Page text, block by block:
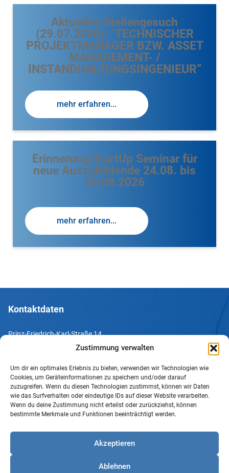
Zustimmung verwalten
Um dir ein optimales Erlebnis zu bieten, verwenden wir Technologien wie
Cookies, um Geräteinformationen zu speichern und/oder darauf
zuzugreifen. Wenn du diesen Technologien zustimmst, können wir Daten
wie das Surfverhalten oder eindeutige IDs auf dieser Website verarbeiten.
Wenn du deine Zustimmung nicht erteilst oder zurückziehst, können
bestimmte Merkmale und Funktionen beeinträchtigt werden.
Akzeptieren
Ablehnen
Aktuelles Stellengesuch
(29.07.2026): “TECHNISCHER
PROJEKTMANAGER BZW. ASSET
MANAGEMENT- /
INSTANDHALTUNGSINGENIEUR”
mehr erfahren...
Erinnerung StartUp Seminar für
neue Auszubildende 24.08. bis
26.08.2026
mehr erfahren...
Kontaktdaten
Prinz-Friedrich-Karl-Straße 14
Tel. +49 231 952052-10
Fax +49 231 952052-60
e-Mail info@uv-do.de
Internet www.uv-do.de
Impressum